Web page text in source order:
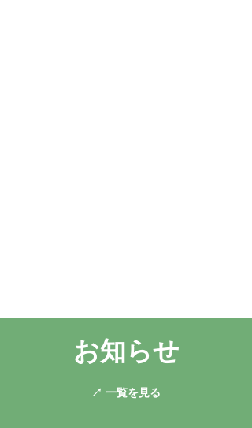
​お知らせ
↗ 一覧を見る